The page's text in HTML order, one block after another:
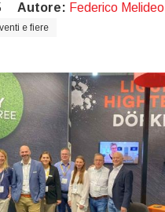
Autore: Federico Melideo
e fiere